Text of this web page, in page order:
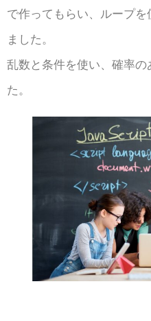
で作ってもらい、ループ
ました。
乱数と条件を使い、確率
た。